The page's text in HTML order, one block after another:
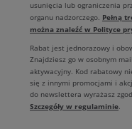
usunięcia lub ograniczenia
organu nadzorczego. Pełną
można znaleźć w Polityce
Rabat jest jednorazowy i
Znajdziesz go w osobnym
aktywacyjny. Kod rabatowy
się z innymi promocjami i
do newslettera wyrażasz
Szczegóły w regulaminie.